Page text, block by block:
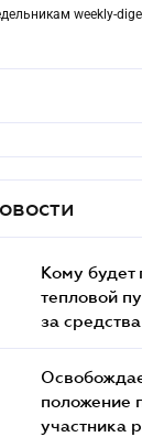
weekly-
Кому будет
тепловой
за
положение
участника